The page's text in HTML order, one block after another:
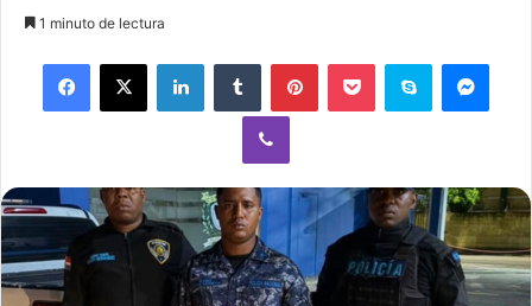
1 minuto de lectura
Facebook
X LinkedInTumblr PinterestPocket Skype
Viber